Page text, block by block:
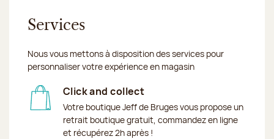
Services
Nous vous mettons à disposition des services pour
personnaliser votre expérience en magasin
Click and collect
Votre boutique Jeff de Bruges vous propose un
retrait boutique gratuit, commandez en ligne
et récupérez 2h après !